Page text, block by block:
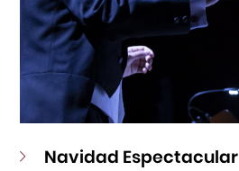
Navidad Espectacular